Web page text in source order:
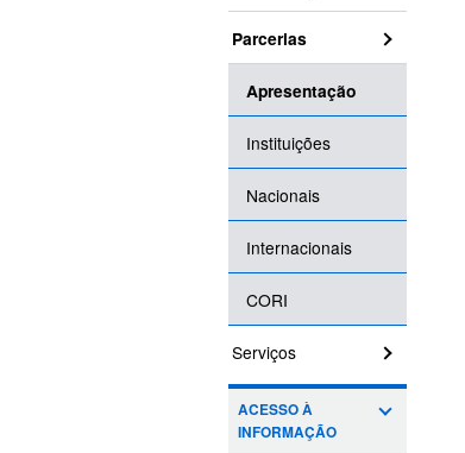
Parcerias
Apresentação
Instituições
Nacionais
Internacionais
CORI
Serviços
ACESSO À
INFORMAÇÃO